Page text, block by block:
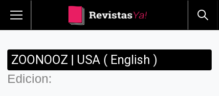
ZOONOOZ | USA ( English )
Edicion: